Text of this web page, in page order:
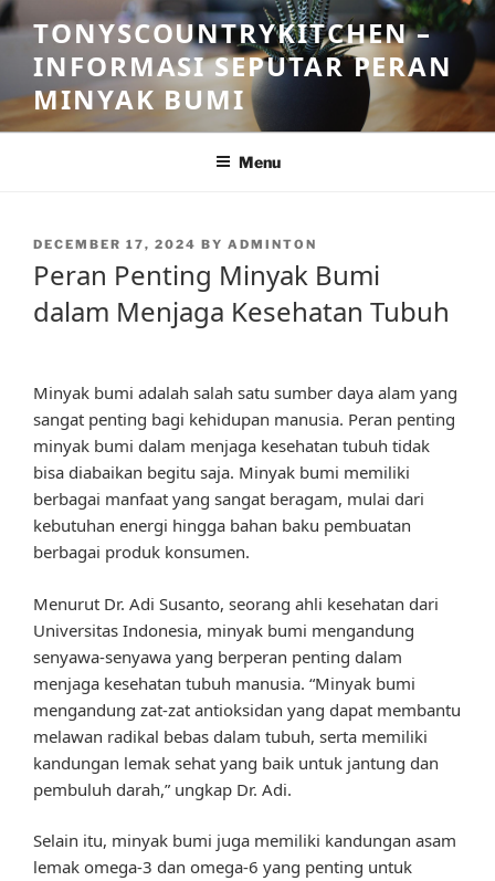
Skip
to
content
TONYSCOUNTRYKITCHEN –
INFORMASI SEPUTAR PERAN
MINYAK BUMI
Menu
POSTED
DECEMBER 17, 2024 BY ADMINTON
Peran Penting Minyak Bumi
dalam Menjaga Kesehatan Tubuh
Minyak bumi adalah salah satu sumber daya alam yang
sangat penting bagi kehidupan manusia. Peran penting
minyak bumi dalam menjaga kesehatan tubuh tidak
bisa diabaikan begitu saja. Minyak bumi memiliki
berbagai manfaat yang sangat beragam, mulai dari
kebutuhan energi hingga bahan baku pembuatan
berbagai produk konsumen.
Menurut Dr. Adi Susanto, seorang ahli kesehatan dari
Universitas Indonesia, minyak bumi mengandung
senyawa-senyawa yang berperan penting dalam
menjaga kesehatan tubuh manusia. “Minyak bumi
mengandung zat-zat antioksidan yang dapat membantu
melawan radikal bebas dalam tubuh, serta memiliki
kandungan lemak sehat yang baik untuk jantung dan
pembuluh darah,” ungkap Dr. Adi.
Selain itu, minyak bumi juga memiliki kandungan asam
lemak omega-3 dan omega-6 yang penting untuk